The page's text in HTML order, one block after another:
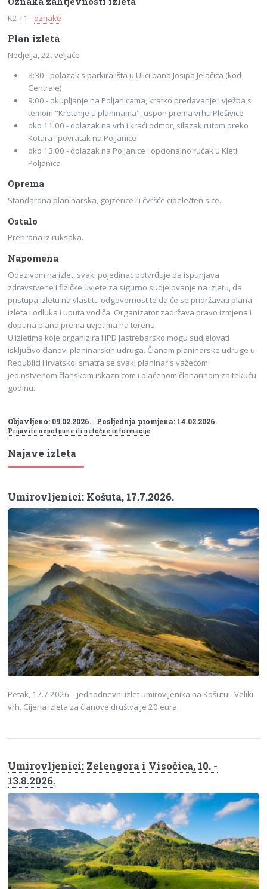
K2 T1 - oznake
Plan izleta
Nedjelja, 22. veljače
8:30 - polazak s parkirališta u Ulici bana Josipa Jelačića (kod
Centrale)
9:00 - okupljanje na Poljanicama, kratko predavanje i vježba s
temom "Kretanje u planinama", uspon prema vrhu Plešivice
oko 11:00 - dolazak na vrh i kraći odmor, silazak rutom preko
Kotara i povratak na Poljanice
oko 13:00 - dolazak na Poljanice i opcionalno ručak u Kleti
Poljanica
Oprema
Standardna planinarska, gojzerice ili čvršće cipele/tenisice.
Ostalo
Prehrana iz ruksaka.
Napomena
Odazivom na izlet, svaki pojedinac potvrđuje da ispunjava
zdravstvene i fizičke uvjete za sigurno sudjelovanje na izletu, da
pristupa izletu na vlastitu odgovornost te da će se pridržavati plana
izleta i odluka i uputa vodiča. Organizator zadržava pravo izmjena i
dopuna plana prema uvjetima na terenu.
U izletima koje organizira HPD Jastrebarsko mogu sudjelovati
isključivo članovi planinarskih udruga. Članom planinarske udruge u
Republici Hrvatskoj smatra se svaki planinar s važećom
jedinstvenom članskom iskaznicom i plaćenom članarinom za tekuću
godinu.
Objavljeno: 09.02.2026. | Posljednja promjena: 14.02.2026.
Prijavite nepotpune ili netočne informacije
Najave izleta
Umirovljenici: Košuta, 17.7.2026.
Petak, 17.7.2026. - jednodnevni izlet umirovljenika na Košutu - Veliki
vrh. Cijena izleta za članove društva je 20 eura.
Umirovljenici: Zelengora i Visočica, 10. -
13.8.2026.